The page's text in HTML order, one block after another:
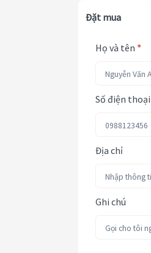
Đặt mua
Họ và tên *
Số điện thoại
Địa chỉ
Ghi chú